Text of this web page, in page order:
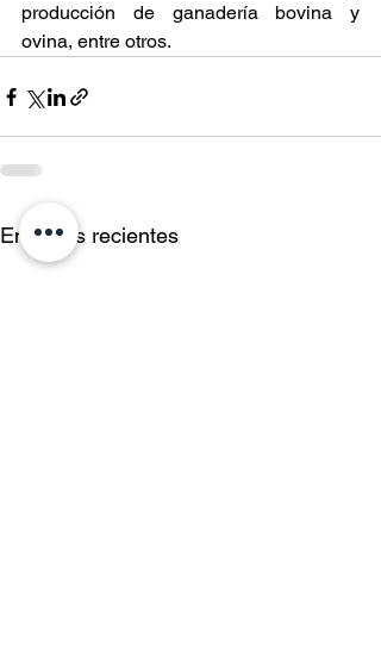
producción de ganadería bovina y
ovina, entre otros.
Entradas recientes